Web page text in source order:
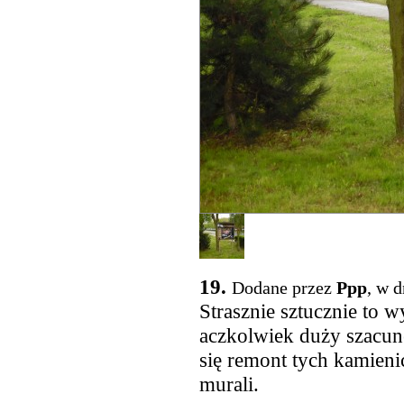
19. Dodane przez Ppp, w
Strasznie sztucznie to
aczkolwiek duży
się remont tych
murali.